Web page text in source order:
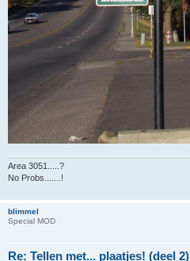
Area 3051.....?
No Probs.......!
blimmel
Special MOD
Re: Tellen met... plaatjes! (deel 2)